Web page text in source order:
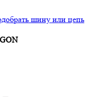
шину или цепь